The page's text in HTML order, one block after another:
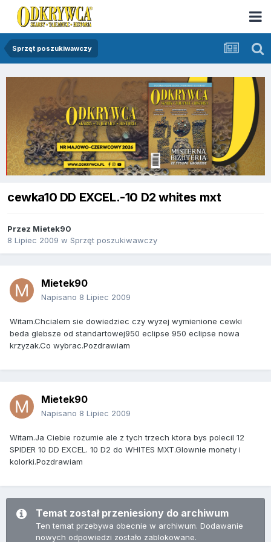
Sprzęt poszukiwawczy
cewka10 DD EXCEL.-10 D2 whites mxt
Przez Mietek90
8 Lipiec 2009 w Sprzęt poszukiwawczy
Mietek90
Napisano 8 Lipiec 2009
Witam.Chcialem sie dowiedziec czy wyzej wymienione cewki
beda glebsze od standartowej950 eclipse 950 eclipse nowa
krzyzak.Co wybrac.Pozdrawiam
Mietek90
Napisano 8 Lipiec 2009
Witam.Ja Ciebie rozumie ale z tych trzech ktora bys polecil 12
SPIDER 10 DD EXCEL. 10 D2 do WHITES MXT.Glownie monety i
kolorki.Pozdrawiam
Temat został przeniesiony do archiwum
Ten temat przebywa obecnie w archiwum. Dodawanie
nowych odpowiedzi zostało zablokowane.